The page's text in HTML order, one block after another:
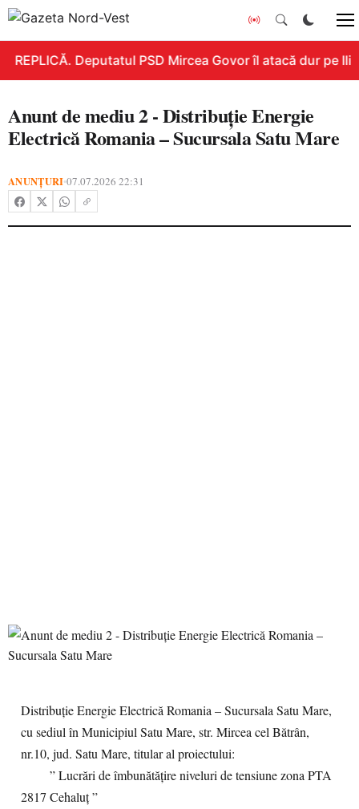
REPLICĂ. Deputatul PSD Mircea Govor îl atacă dur pe
Anunt de mediu 2 - Distribuție Energie
Electrică Romania – Sucursala Satu Mare
ANUNȚURI•07.07.2026 22:31
Distribuție Energie Electrică Romania – Sucursala Satu Mare,
cu sediul în Municipiul Satu Mare, str. Mircea cel Bătrân,
nr.10, jud. Satu Mare, titular al proiectului:
” Lucrări de îmbunătățire niveluri de tensiune zona PTA
2817 Cehaluț ”